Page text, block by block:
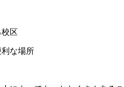
区
利な場所